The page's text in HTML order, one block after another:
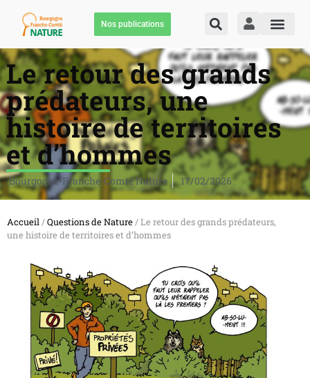
Nos publications
Le retour des grands
prédateurs, une
histoire de territoires
et d’hommes
Bourgogne-Franche-Comté Nature 17/02/2026
Accueil/Questions de Nature/ Le retour des grands prédateurs,
une histoire de territoires et d’hommes